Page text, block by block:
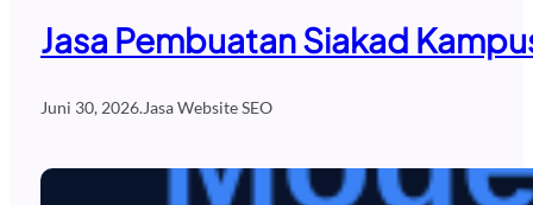
Jasa Pembuatan Siakad
Juni 30, 2026.Jasa Website SEO